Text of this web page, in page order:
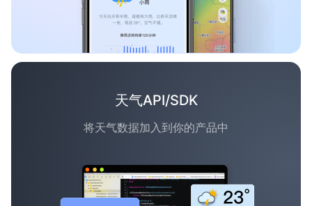
天气API/SDK
将天气数据加入到你的产品中